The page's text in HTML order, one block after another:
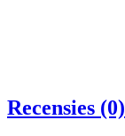
Recensies (0)